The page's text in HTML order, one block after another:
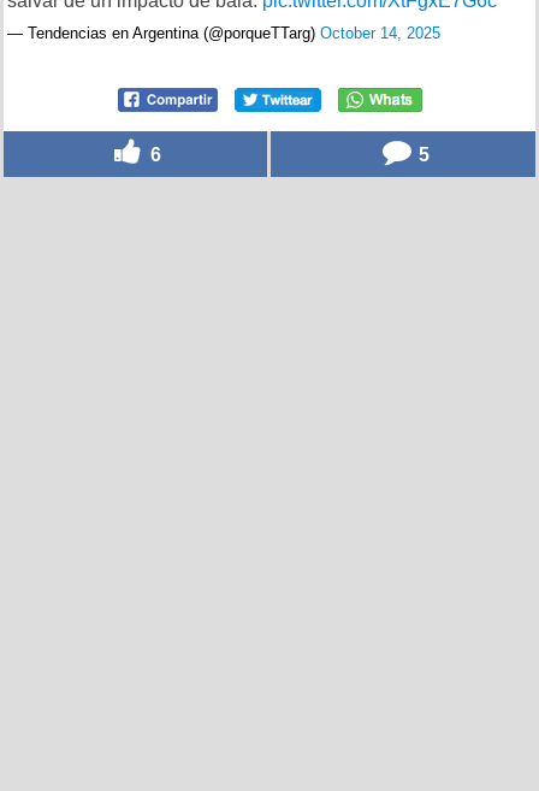
— Tendencias en Argentina (@porqueTTarg) October 14, 2025
6 5